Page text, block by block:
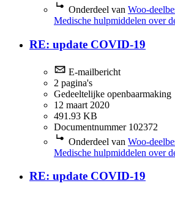
Onderdeel van Woo-
Medische hulpmiddelen over
RE: update COVID-19
E-mailbericht
2 pagina's
Gedeeltelijke openbaarmaking
12 maart 2020
491.93 KB
Documentnummer 102372
Onderdeel van Woo-
Medische hulpmiddelen over
RE: update COVID-19